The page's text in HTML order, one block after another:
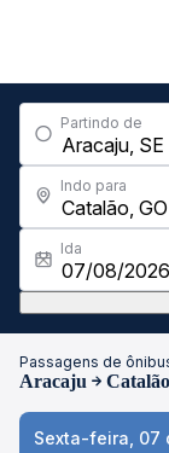
Partindo de
Indo para
Ida
Passagens de
Aracaju Catalão
Sexta-feira, 07